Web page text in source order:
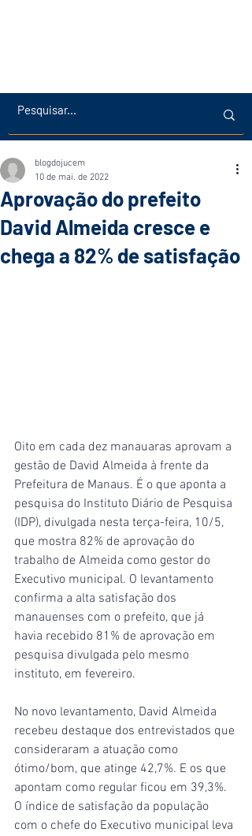
Aprovação do prefeito
David Almeida cresce e
chega a 82% de satisfação
blogdojucem
10 de mai. de 2022
Oito em cada dez manauaras aprovam a
gestão de David Almeida à frente da
Prefeitura de Manaus. É o que aponta a
pesquisa do Instituto Diário de Pesquisa
(IDP), divulgada nesta terça-feira, 10/5,
que mostra 82% de aprovação do
trabalho de Almeida como gestor do
Executivo municipal. O levantamento
confirma a alta satisfação dos
manauenses com o prefeito, que já
havia recebido 81% de aprovação em
pesquisa divulgada pelo mesmo
instituto, em fevereiro.
No novo levantamento, David Almeida
recebeu destaque dos entrevistados que
consideraram a atuação como
ótimo/bom, que atinge 42,7%. E os que
apontam como regular ficou em 39,3%.
O índice de satisfação da população
com o chefe do Executivo municipal leva